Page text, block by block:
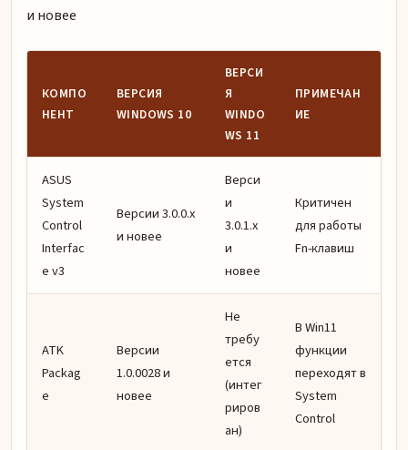
и новее
КОМПО
НЕНТ
ВЕРСИЯ
WINDOWS 10
ВЕРСИ
Я
WINDO
WS 11
ПРИМЕЧАН
ИЕ
ASUS
System
Control
Interfac
e v3
Версии 3.0.0.x
и новее
Верси
и
3.0.1.x
и
новее
Критичен
для работы
Fn-клавиш
ATK
Packag
e
Версии
1.0.0028 и
новее
Не
требу
ется
(интег
риров
ан)
В Win11
функции
переходят в
System
Control